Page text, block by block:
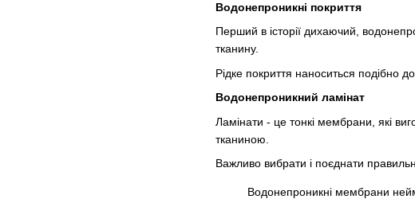
Водонепроникні покриття
Перший в історії дихаючий,
тканину.
Рідке покриття наноситься подібно
Водонепроникний ламінат
Ламінати - це тонкі мембрани, які
тканиною.
Важливо вибрати і поєднати
Водонепроникні мембрани